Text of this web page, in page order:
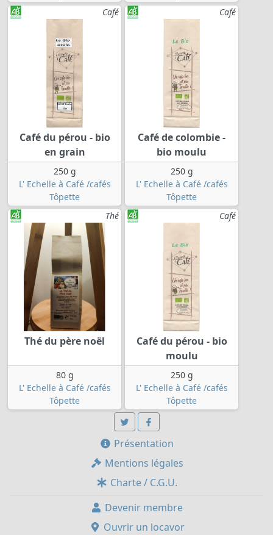
Café
Café du pérou - bio
en grain
250 g
L' Echelle à Café /cafés
Tôpette
Café
Café de colombie -
bio moulu
250 g
L' Echelle à Café /cafés
Tôpette
Thé
Thé du père noël
80 g
L' Echelle à Café /cafés
Tôpette
Café
Café du pérou - bio
moulu
250 g
L' Echelle à Café /cafés
Tôpette
Présentation
Mentions légales
Charte / C.G.U.
Devenir membre
Ouvrir un locavor